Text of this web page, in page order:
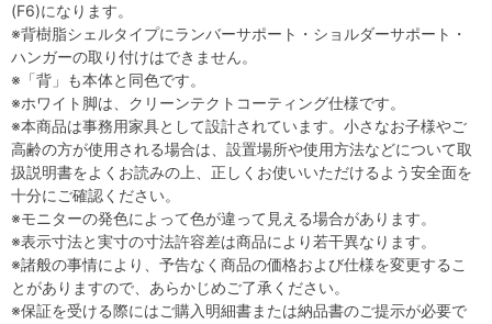
(F6)になります。
※背樹脂シェルタイプにランバーサポート・ショルダーサポート・
ハンガーの取り付けはできません。
※「背」も本体と同色です。
※ホワイト脚は、クリーンテクトコーティング仕様です。
※本商品は事務用家具として設計されています。小さなお子様やご
高齢の方が使用される場合は、設置場所や使用方法などについて取
扱説明書をよくお読みの上、正しくお使いいただけるよう安全面を
十分にご確認ください。
※モニターの発色によって色が違って見える場合があります。
※表示寸法と実寸の寸法許容差は商品により若干異なります。
※諸般の事情により、予告なく商品の価格および仕様を変更するこ
とがありますので、あらかじめご了承ください。
※保証を受ける際にはご購入明細書または納品書のご提示が必要で